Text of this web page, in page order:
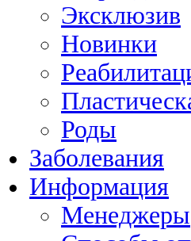
Эксклюзив
Новинки
Роды
Заболевания
Информация
Менеджеры